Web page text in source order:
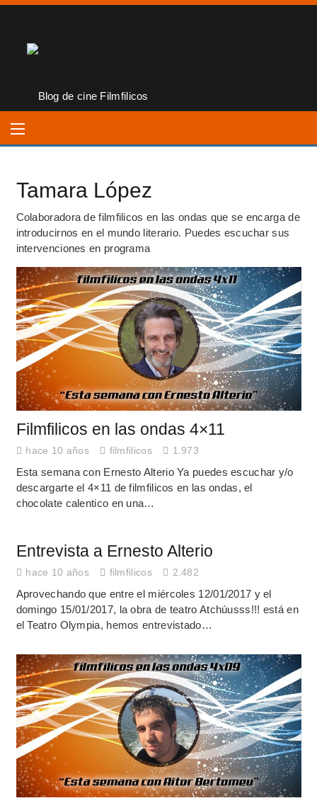
Tamara López
Colaboradora de filmfilicos en las ondas que se encarga de
introducirnos en el mundo literario. Puedes escuchar sus
intervenciones en programa
Filmfilicos en las ondas 4×11
hace 10 años filmfilicos 1.973
Esta semana con Ernesto Alterio Ya puedes escuchar y/o
descargarte el 4×11 de filmfilicos en las ondas, el
chocolate calentico en una…
Entrevista a Ernesto Alterio
hace 10 años filmfilicos 2.482
Aprovechando que entre el miércoles 12/01/2017 y el
domingo 15/01/2017, la obra de teatro Atchúusss!!! está en
el Teatro Olympia, hemos entrevistado…